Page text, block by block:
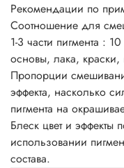
Рекомендации по
Соотношение для
1-3 части пигмента :
основы, лака, краски,
Пропорции
эффекта, насколько
пигмента на
Блеск цвет и эффекты
использовании
состава.